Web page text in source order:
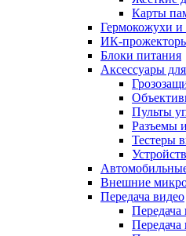
Карты
Гермокожухи
ИК-
Блоки питания
Аксессуары
Пульты
Разъемы
Тестеры
Внешние
Передача видео
Передача
Передача